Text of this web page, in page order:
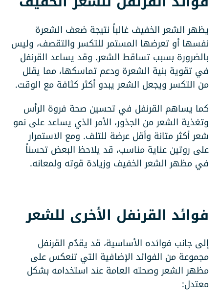
يظهر الشعر الخفيف غالباً نتيجة ضعف الشعرة
نفسها أو تعرضها المستمر للتكسر والتقصف، وليس
بالضرورة بسبب تساقط الشعر. وقد يساعد القرنفل
في تقوية بنية الشعرة ودعم تماسكها، مما يقلل
من التكسر ويجعل الشعر يبدو أكثر كثافة مع الوقت.
كما يساهم القرنفل في تحسين صحة فروة الرأس
وتغذية الشعر من الجذور، الأمر الذي يساعد على نمو
شعر أكثر متانة وأقل عرضة للتلف. ومع الاستمرار
على روتين عناية مناسب، قد يلاحظ البعض تحسناً
في مظهر الشعر الخفيف وزيادة قوته ولمعانه.
فوائد القرنفل الأخرى للشعر
إلى جانب فوائده الأساسية، قد يقدّم القرنفل
مجموعة من الفوائد الإضافية التي تنعكس على
مظهر الشعر وصحته العامة عند استخدامه بشكل
معتدل: